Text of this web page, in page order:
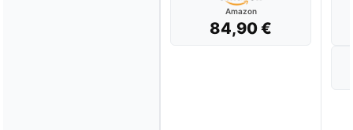
Amazon
84,90 €